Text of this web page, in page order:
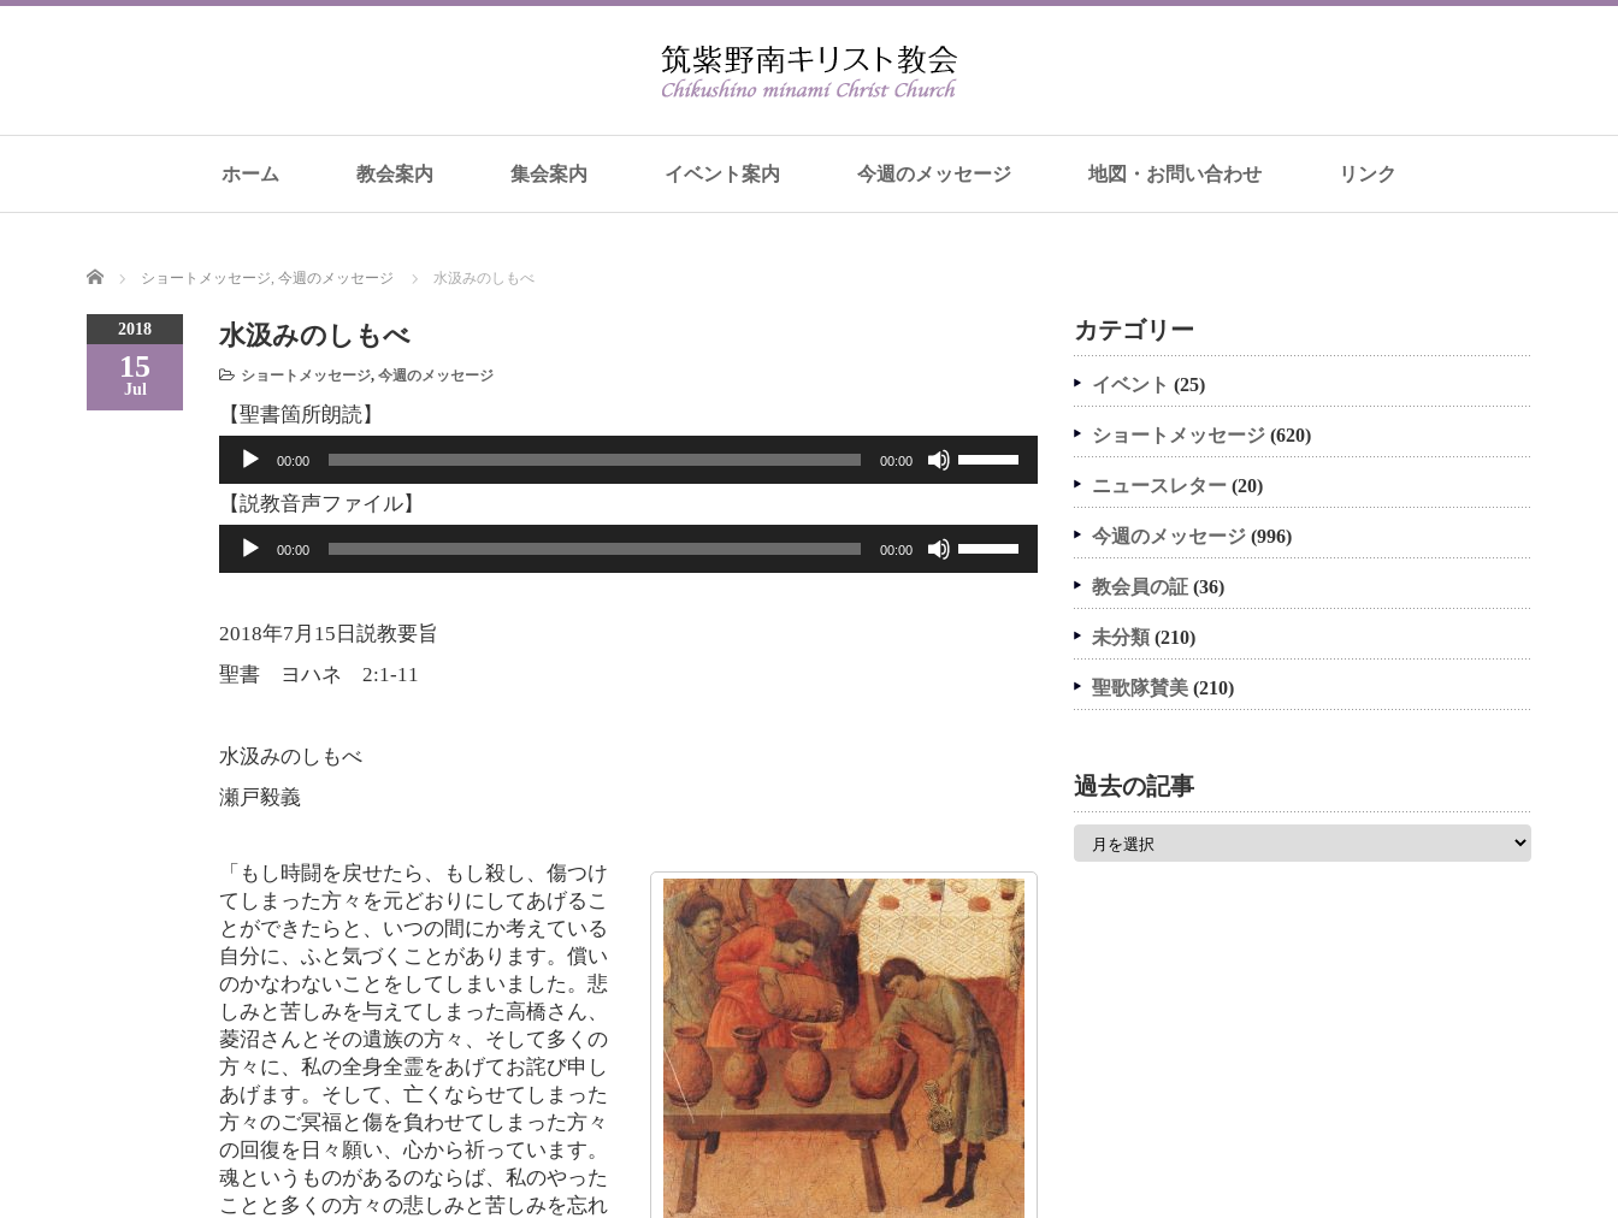
ホーム 教会案内 集会案内 イベント案内 今週のメッセージ 地図・お問い合わせ リンク
Home ショートメッセージ, 今週のメッセージ 水汲みのしもべ
2018
15
Jul
水汲みのしもべ
ショートメッセージ, 今週のメッセージ
【聖書箇所朗読】
声
レ
ヤ
00:00 00:00
ボ
ー
矢
印
キ
ー
を
使
っ
て
【説教音声ファイル】
プ
レ
ヤ
ー
00:00 00:00
ボ
は
上
下
矢
印
キ
ー
を
使
2018年7月15日説教要旨
聖書 ヨハネ 2:1-11
水汲みのしもべ
瀬戸毅義
「もし時闘を戻せたら、もし殺し、傷つけ
てしまった方々を元どおりにしてあげるこ
とができたらと、いつの間にか考えている
自分に、ふと気づくことがあります。償い
のかなわないことをしてしまいました。悲
しみと苦しみを与えてしまった高橋さん、
菱沼さんとその遺族の方々、そして多くの
方々に、私の全身全霊をあげてお詫び申し
あげます。そして、亡くならせてしまった
方々のご冥福と傷を負わせてしまった方々
の回復を日々願い、心から祈っています。
魂というものがあるのならば、私のやった
ことと多くの方々の悲しみと苦しみを忘れ
カテゴリー
イベント (25)
ショートメッセージ (620)
ニュースレター (20)
今週のメッセージ (996)
教会員の証 (36)
未分類 (210)
聖歌隊賛美 (210)
過去の記事